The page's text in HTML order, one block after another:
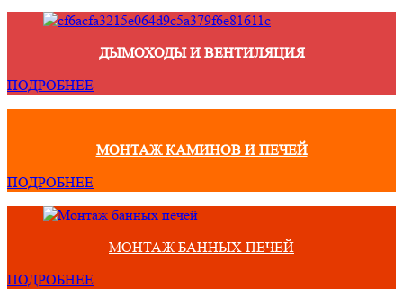
ДЫМОХОДЫ И ВЕНТИЛЯЦИЯ
ПОДРОБНЕЕ
МОНТАЖ КАМИНОВ И ПЕЧЕЙ
ПОДРОБНЕЕ
МОНТАЖ БАННЫХ ПЕЧЕЙ
ПОДРОБНЕЕ